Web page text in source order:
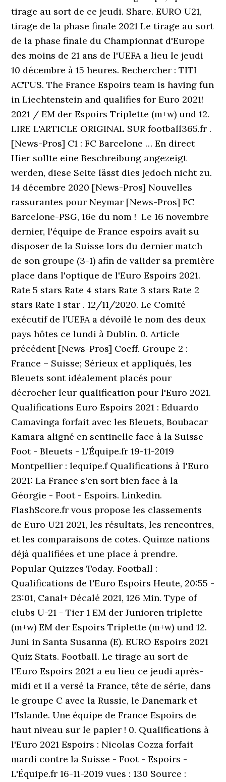
tirage au sort de ce jeudi. Share. EURO U21,
tirage de la phase finale 2021 Le tirage au sort
de la phase finale du Championnat d'Europe
des moins de 21 ans de l'UEFA a lieu le jeudi
10 décembre à 15 heures. Rechercher : TITI
ACTUS. The France Espoirs team is having fun
in Liechtenstein and qualifies for Euro 2021!
2021 / EM der Espoirs Triplette (m+w) und 12.
LIRE L'ARTICLE ORIGINAL SUR football365.fr .
[News-Pros] C1 : FC Barcelone … En direct
Hier sollte eine Beschreibung angezeigt
werden, diese Seite lässt dies jedoch nicht zu.
14 décembre 2020 [News-Pros] Nouvelles
rassurantes pour Neymar [News-Pros] FC
Barcelone-PSG, 16e du nom ! ️ Le 16 novembre
dernier, l'équipe de France espoirs avait su
disposer de la Suisse lors du dernier match
de son groupe (3-1) afin de valider sa première
place dans l'optique de l'Euro Espoirs 2021.
Rate 5 stars Rate 4 stars Rate 3 stars Rate 2
stars Rate 1 star . 12/11/2020. Le Comité
exécutif de l’UEFA a dévoilé le nom des deux
pays hôtes ce lundi à Dublin. 0. Article
précédent [News-Pros] Coeff. Groupe 2 :
France – Suisse; Sérieux et appliqués, les
Bleuets sont idéalement placés pour
décrocher leur qualification pour l'Euro 2021.
Qualifications Euro Espoirs 2021 : Eduardo
Camavinga forfait avec les Bleuets, Boubacar
Kamara aligné en sentinelle face à la Suisse -
Foot - Bleuets - L'Équipe.fr 19-11-2019
Montpellier : lequipe.f Qualifications à l'Euro
2021: La France s'en sort bien face à la
Géorgie - Foot - Espoirs. Linkedin.
FlashScore.fr vous propose les classements
de Euro U21 2021, les résultats, les rencontres,
et les comparaisons de cotes. Quinze nations
déjà qualifiées et une place à prendre.
Popular Quizzes Today. Football :
Qualifications de l'Euro Espoirs Heute, 20:55 -
23:01, Canal+ Décalé 2021, 126 Min. Type of
clubs U-21 - Tier 1 EM der Junioren triplette
(m+w) EM der Espoirs Triplette (m+w) und 12.
Juni in Santa Susanna (E). EURO Espoirs 2021
Quiz Stats. Football. Le tirage au sort de
l'Euro Espoirs 2021 a eu lieu ce jeudi après-
midi et il a versé la France, tête de série, dans
le groupe C avec la Russie, le Danemark et
l'Islande. Une équipe de France Espoirs de
haut niveau sur le papier ! 0. Qualifications à
l'Euro 2021 Espoirs : Nicolas Cozza forfait
mardi contre la Suisse - Foot - Espoirs -
L'Équipe.fr 16-11-2019 vues : 130 Source :